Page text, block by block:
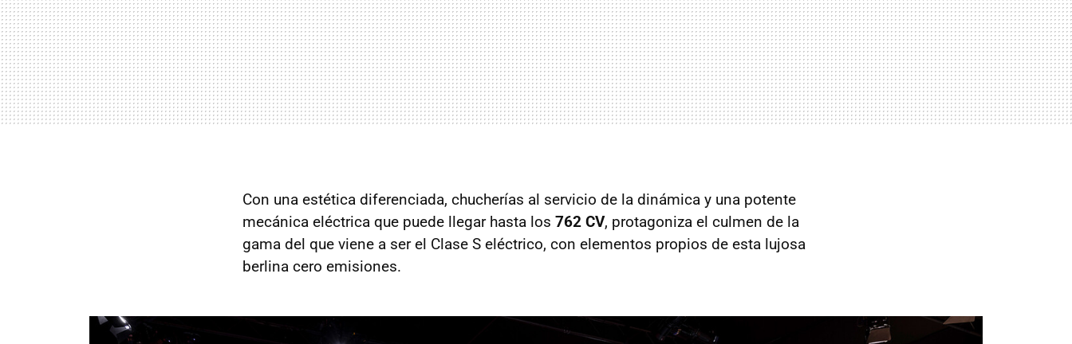
Con una estética diferenciada, chucherías al servicio de la dinámica y una potente
mecánica eléctrica que puede llegar hasta los 762 CV, protagoniza el culmen de la
gama del que viene a ser el Clase S eléctrico, con elementos propios de esta lujosa
berlina cero emisiones.